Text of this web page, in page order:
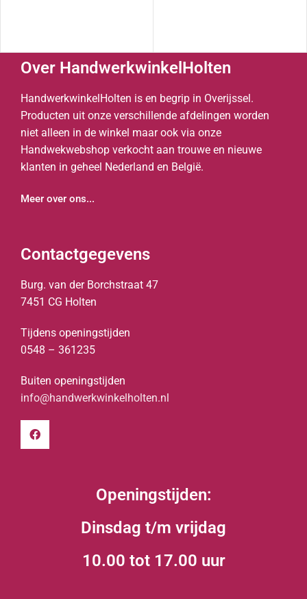
Over HandwerkwinkelHolten
HandwerkwinkelHolten is en begrip in Overijssel.
Producten uit onze verschillende afdelingen worden
niet alleen in de winkel maar ook via onze
Handwekwebshop verkocht aan trouwe en nieuwe
klanten in geheel Nederland en België.
Meer over ons...
Contactgegevens
Burg. van der Borchstraat 47
7451 CG Holten
Tijdens openingstijden
0548 – 361235
Buiten openingstijden
info@handwerkwinkelholten.nl
Openingstijden:
Dinsdag t/m vrijdag
10.00 tot 17.00 uur